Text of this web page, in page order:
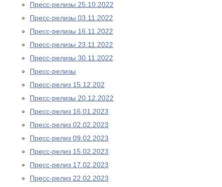
Пресс-релизы 25.10.2022
Пресс-релизы 03.11.2022
Пресс-релизы 16.11.2022
Пресс-релизы 23.11.2022
Пресс-релизы 30.11.2022
Пресс-релизы
Пресс-релиз 15.12.202
Пресс-релизы 20.12.2022
Пресс-релиз 16.01.2023
Пресс-релиз 02.02.2023
Пресс-релиз 09.02.2023
Пресс-релиз 15.02.2023
Пресс-релиз 17.02.2023
Пресс-релиз 22.02.2023